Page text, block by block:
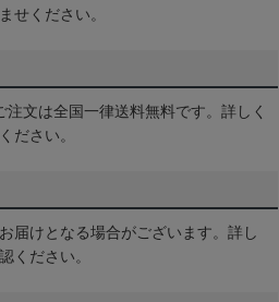
せください。
文は全国一律送料無料です。詳しく
ださい。
届けとなる場合がございます。詳し
ください。